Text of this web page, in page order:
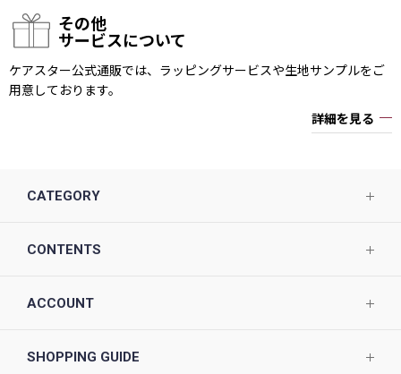
その他
サービスについて
ケアスター公式通販では、ラッピングサービスや生地サンプルをご
用意しております。
詳細を見る
CATEGORY
CONTENTS
ACCOUNT
SHOPPING GUIDE